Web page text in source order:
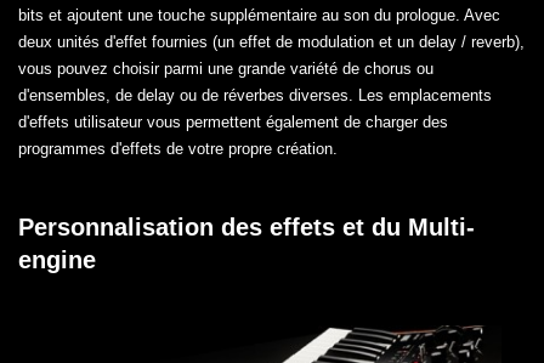
bits et ajoutent une touche supplémentaire au son du prologue. Avec
deux unités d'effet fournies (un effet de modulation et un delay / reverb),
vous pouvez choisir parmi une grande variété de chorus ou
d'ensembles, de delay ou de réverbes diverses. Les emplacements
d'effets utilisateur vous permettent également de charger des
programmes d'effets de votre propre création.
Personnalisation des effets et du Multi-
engine